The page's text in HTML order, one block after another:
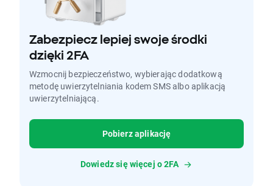
Zabezpiecz lepiej swoje środki
dzięki 2FA
Wzmocnij bezpieczeństwo, wybierając dodatkową
metodę uwierzytelniania kodem SMS albo aplikacją
uwierzytelniającą.
Pobierz aplikację
Dowiedz się więcej o 2FA